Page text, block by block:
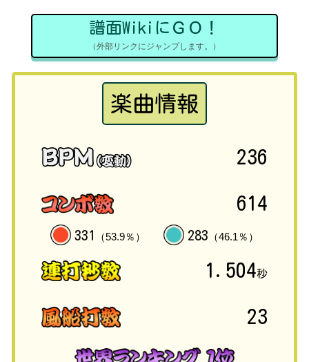
譜面WikiにＧＯ！
（外部リンクにジャンプします。）
楽曲情報
236
614
331 （53.9％） 283 （46.1％）
1.504秒
23